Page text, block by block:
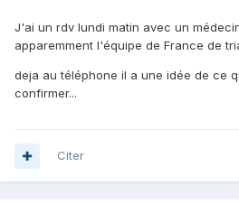
J'ai un rdv lundi matin avec un
apparemment l'équipe de France de
deja au téléphone il a une idée de ce
confirmer...
Citer